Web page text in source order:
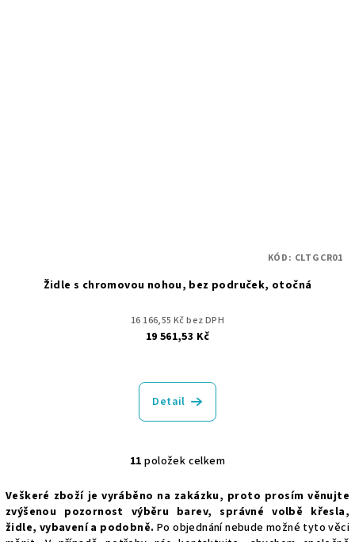
Židle s chromovou nohou, bez područek, otočná
16 166,55 Kč bez DPH
19 561,53 Kč
Detail
KÓD: CLTGCR01
O
l
á
11 položek celkem
Veškeré zboží je vyráběno na zakázku, proto prosím věnujte
zvýšenou pozornost výběru barev, správné volbě křesla,
židle, vybavení a podobně. Po objednání nebude možné tyto věci